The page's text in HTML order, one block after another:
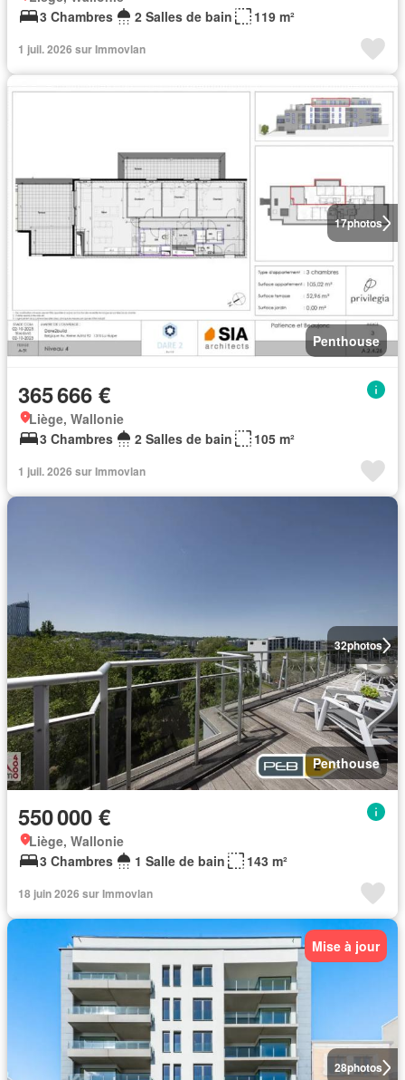
3 Chambres
2 Salles de bain 119 m²
1 juil. 2026 sur Immovlan
17photos
Penthouse
365 666 €
Liège, Wallonie
3 Chambres
2 Salles de bain 105 m²
1 juil. 2026 sur Immovlan
32photos
Penthouse
550 000 €
Liège, Wallonie
3 Chambres
1 Salle de bain 143 m²
18 juin 2026 sur Immovlan
28photos
Mise à jour